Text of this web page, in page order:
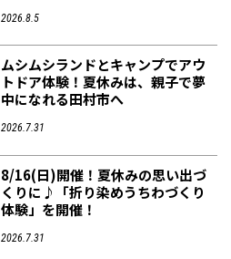
2026.8.5
ムシムシランドとキャンプでアウ
トドア体験！夏休みは、親子で夢
中になれる田村市へ
2026.7.31
8/16(日)開催！夏休みの思い出づ
くりに♪「折り染めうちわづくり
体験」を開催！
2026.7.31